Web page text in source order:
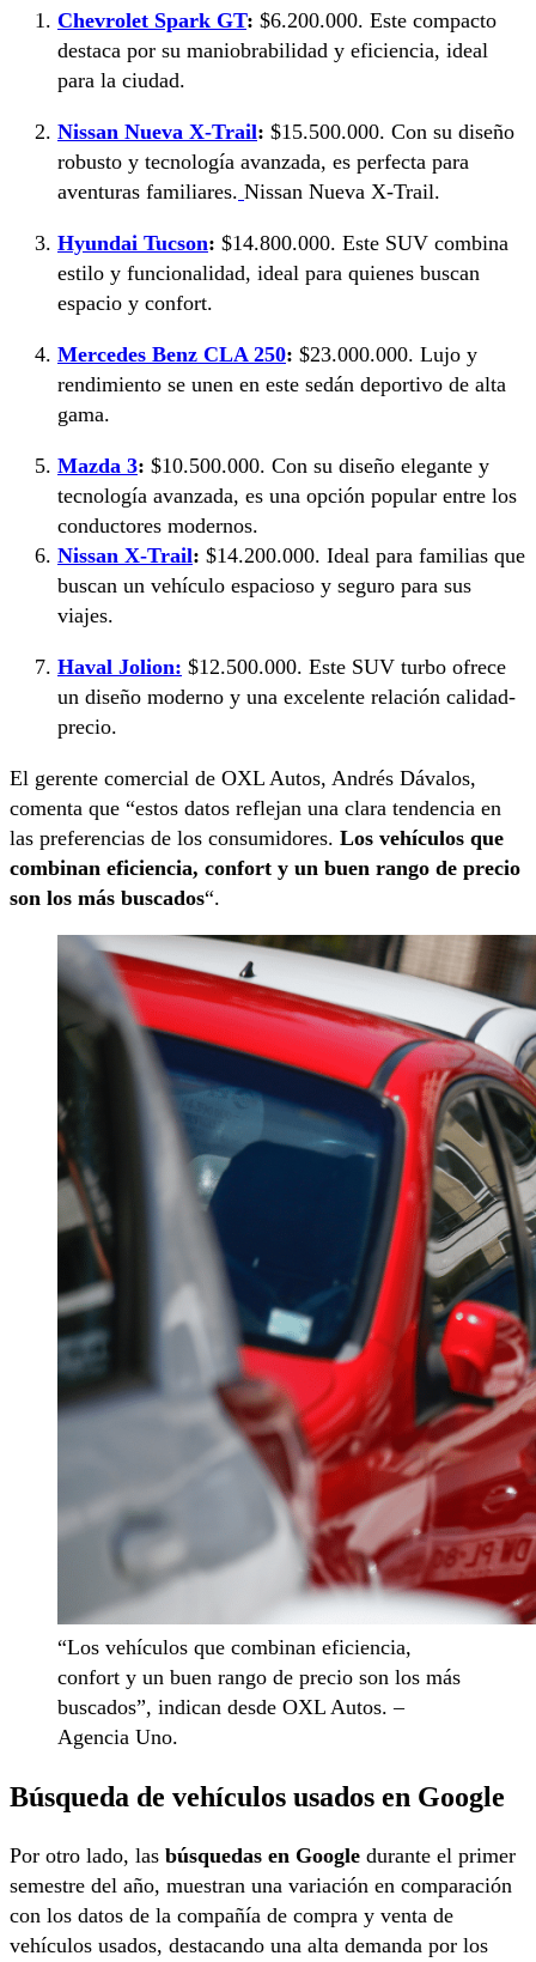
Chevrolet Spark GT: $6.200.000. Este compacto
destaca por su maniobrabilidad y eficiencia, ideal
para la ciudad.
Nissan Nueva X-Trail: $15.500.000. Con su diseño
robusto y tecnología avanzada, es perfecta para
aventuras familiares. Nissan Nueva X-Trail.
Hyundai Tucson: $14.800.000. Este SUV combina
estilo y funcionalidad, ideal para quienes buscan
espacio y confort.
Mercedes Benz CLA 250: $23.000.000. Lujo y
rendimiento se unen en este sedán deportivo de alta
gama.
Mazda 3: $10.500.000. Con su diseño elegante y
tecnología avanzada, es una opción popular entre los
conductores modernos.
Nissan X-Trail: $14.200.000. Ideal para familias que
buscan un vehículo espacioso y seguro para sus
viajes.
Haval Jolion: $12.500.000. Este SUV turbo ofrece
un diseño moderno y una excelente relación calidad-
precio.
El gerente comercial de OXL Autos, Andrés Dávalos,
comenta que “estos datos reflejan una clara tendencia en
las preferencias de los consumidores. Los vehículos que
combinan eficiencia, confort y un buen rango de precio
son los más buscados“.
“Los vehículos que combinan eficiencia,
confort y un buen rango de precio son los más
buscados”, indican desde OXL Autos. –
Agencia Uno.
Búsqueda de vehículos usados en Google
Por otro lado, las búsquedas en Google durante el primer
semestre del año, muestran una variación en comparación
con los datos de la compañía de compra y venta de
vehículos usados, destacando una alta demanda por los